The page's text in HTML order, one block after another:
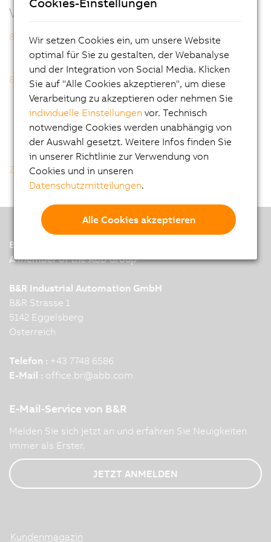
Verwandte Produkte
8V128M.00-2 8V128M.001-2
8V1640.00-2 8V1640.001-2
Zurück zur Gesamtliste
B&R
A member of the ABB Group
B&R Industrial Automation GmbH
B&R Strasse 1
5142 Eggelsberg
Österreich
Telefon : +43 7748 6586
E-Mail : office.br@abb.com
E-Mail-Service von B&R
Melden Sie sich jetzt an und erfahren Sie Neuigkeiten
immer als Erster.
JETZT ANMELDEN
Kundenmagazin
Wir setzen Cookies ein, um unsere Website
optimal für Sie zu gestalten, der Webanalyse
und der Integration von Social Media. Klicken
Sie auf "Alle Cookies akzeptieren", um diese
Verarbeitung zu akzeptieren oder nehmen Sie
individuelle Einstellungen vor. Technisch
notwendige Cookies werden unabhängig von
der Auswahl gesetzt. Weitere Infos finden Sie
in unserer Richtlinie zur Verwendung von
Cookies und in unseren
Datenschutzmitteilungen.
Alle Cookies akzeptieren